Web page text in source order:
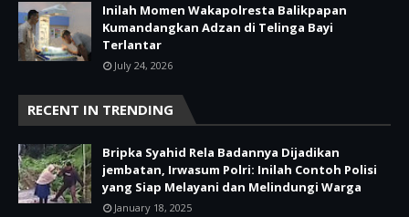
Inilah Momen Wakapolresta Balikpapan
Kumandangkan Adzan di Telinga Bayi
Terlantar
July 24, 2026
RECENT IN TRENDING
Bripka Syahid Rela Badannya Dijadikan
jembatan, Irwasum Polri: Inilah Contoh Polisi
yang Siap Melayani dan Melindungi Warga
January 18, 2025